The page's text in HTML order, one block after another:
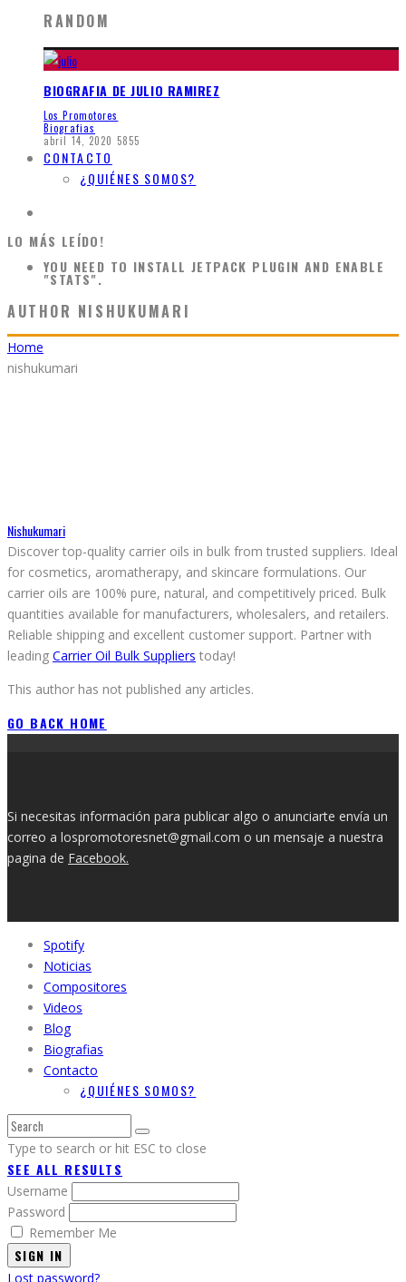
RANDOM
BIOGRAFIA DE JULIO RAMIREZ
Los Promotores
Biografias
abril 14, 2020 5855
CONTACTO
¿QUIÉNES SOMOS?
LO MÁS LEÍDO!
YOU NEED TO INSTALL JETPACK PLUGIN AND ENABLE
"STATS".
nishukumari
Discover top-quality carrier oils in bulk from trusted suppliers. Ideal
for cosmetics, aromatherapy, and skincare formulations. Our
carrier oils are 100% pure, natural, and competitively priced. Bulk
quantities available for manufacturers, wholesalers, and retailers.
Reliable shipping and excellent customer support. Partner with
leading Carrier Oil Bulk Supplierstoday!
correo a lospromotoresnet@gmail.com o un mensaje a nuestra
pagina deFacebook.
Spotify
Noticias
Compositores
Videos
Blog
Biografias
Contacto
¿QUIÉNES SOMOS?
Type to search or hit ESC to close
SEE ALL RESULTS
Username
Password
Remember Me
SIGN IN
Lost password?